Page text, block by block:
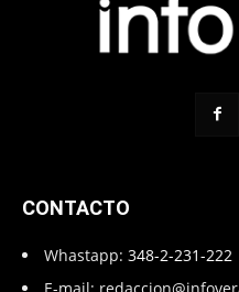
CONTACTO
Whastapp: 348-2-231-222
E-mail: